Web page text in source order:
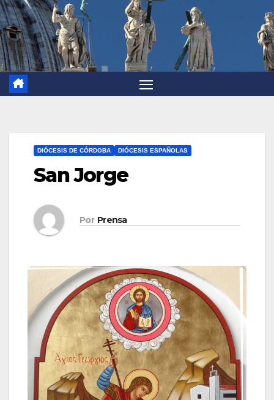
DIÓCESIS DE CÓRDOBA DIÓCESIS ESPAÑOLAS
San Jorge
Por Prensa